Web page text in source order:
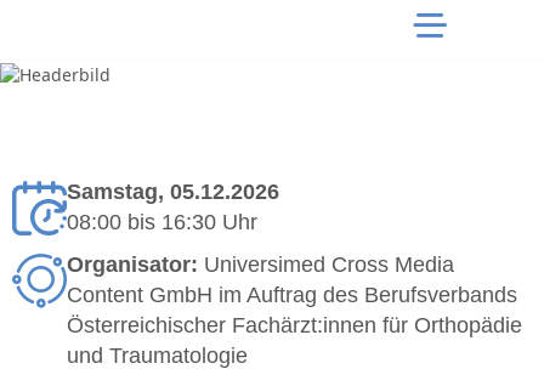
Samstag, 05.12.2026
08:00 bis 16:30 Uhr
Organisator: Universimed Cross Media
Content GmbH im Auftrag des Berufsverbands
Österreichischer Fachärzt:innen für Orthopädie
und Traumatologie